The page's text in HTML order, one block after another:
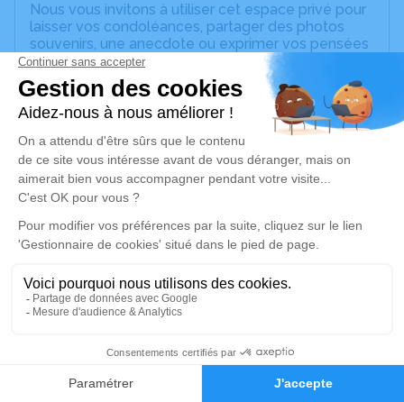
Faire-part Hommages
Nous vous invitons à utiliser cet espace privé pour
laisser vos condoléances, partager des photos
souvenirs, une anecdote ou exprimer vos pensées
à travers des poèmes ou des textes. Cet endroit
est un lieu d'expression dédié à honorer la
mémoire de Gérard AUBRY.
Un service de plantation d’arbre hommage est
disponible ici.
Cérémonie civile
lundi 08 février 2021 à 13h30
Crématorium de Joigny
3 Boulevard Lesire Lacam
Je rends hommage